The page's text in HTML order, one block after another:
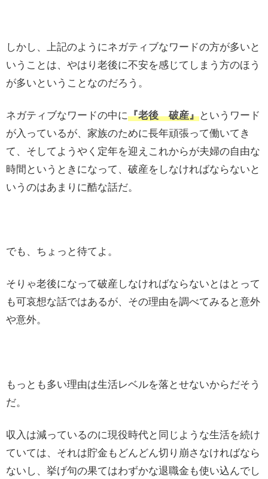
しかし、上記のようにネガティブなワードの方が多いと
いうことは、やはり老後に不安を感じてしまう方のほう
が多いということなのだろう。
ネガティブなワードの中に『老後 破産』というワード
が入っているが、家族のために長年頑張って働いてき
て、そしてようやく定年を迎えこれからが夫婦の自由な
時間というときになって、破産をしなければならないと
いうのはあまりに酷な話だ。
でも、ちょっと待てよ。
そりゃ老後になって破産しなければならないとはとって
も可哀想な話ではあるが、その理由を調べてみると意外
や意外。
もっとも多い理由は生活レベルを落とせないからだそう
だ。
収入は減っているのに現役時代と同じような生活を続け
ていては、それは貯金もどんどん切り崩さなければなら
ないし、挙げ句の果てはわずかな退職金も使い込んでし